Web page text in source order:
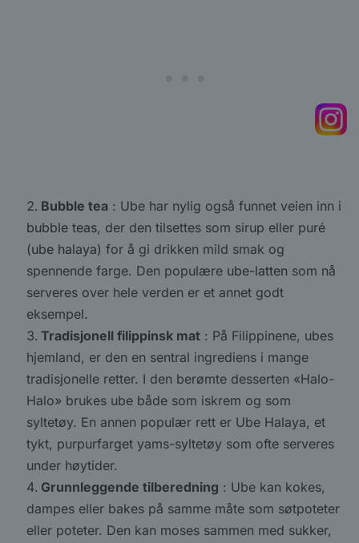
Bubble tea: Ube har nylig også funnet veien inn i
bubble teas, der den tilsettes som sirup eller puré
(ube halaya) for å gi drikken mild smak og
spennende farge. Den populære ube-latten som nå
serveres over hele verden er et annet godt
eksempel.
Tradisjonell filippinsk mat: På Filippinene, ubes
hjemland, er den en sentral ingrediens i mange
tradisjonelle retter. I den berømte desserten «Halo-
Halo» brukes ube både som iskrem og som
syltetøy. En annen populær rett er Ube Halaya, et
tykt, purpurfarget yams-syltetøy som ofte serveres
under høytider.
Grunnleggende tilberedning : Ube kan kokes,
dampes eller bakes på samme måte som søtpoteter
eller poteter. Den kan moses sammen med sukker,